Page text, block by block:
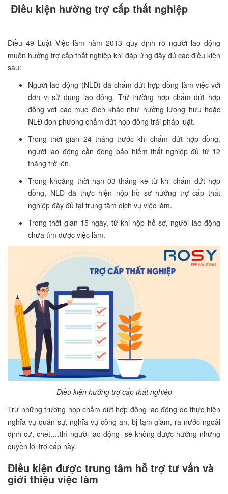
Điều kiện hưởng trợ cấp thất nghiệp
Điều 49 Luật Việc làm năm 2013 quy định rõ người lao động
muốn hưởng trợ cấp thất nghiệp khi đáp ứng đầy đủ các điều kiện
sau:
Người lao động (NLĐ) đã chấm dứt hợp đồng làm việc với
đơn vị sử dụng lao động. Trừ trường hợp chấm dứt hợp
đồng với các mục đích khác như hưởng lương hưu hoặc
NLĐ đơn phương chấm dứt hợp đồng trái pháp luật.
Trong thời gian 24 tháng trước khi chấm dứt hợp đồng,
người lao động cần đóng bảo hiểm thất nghiệp đủ từ 12
tháng trở lên.
Trong khoảng thời hạn 03 tháng kể từ khi chấm dứt hợp
đồng, NLĐ đã thực hiện nộp hồ sơ hưởng trợ cấp thất
nghiệp đầy đủ tại trung tâm dịch vụ việc làm.
Trong thời gian 15 ngày, từ khi nộp hồ sơ, người lao động
chưa tìm được việc làm.
Điều kiện hưởng trợ cấp thất nghiệp
Trừ những trường hợp chấm dứt hợp đồng lao động do thực hiện
nghĩa vụ quân sự, nghĩa vụ công an, bị tạm giam, ra nước ngoài
định cư, chết,…thì người lao động sẽ không được hưởng những
quyền lợi trợ cấp này.
Điều kiện được trung tâm hỗ trợ tư vấn và
giới thiệu việc làm